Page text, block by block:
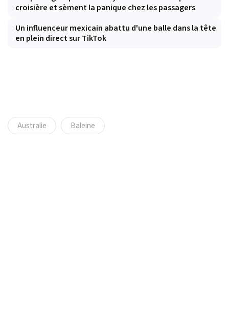
croisière et sèment la panique chez les passagers
Un influenceur mexicain abattu d'une balle dans la tête
en plein direct sur TikTok
Australie Baleine